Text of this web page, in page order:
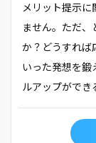
メリット提示に
ません。ただ、
か？どうすれば
いった発想を鍛
ルアップができ